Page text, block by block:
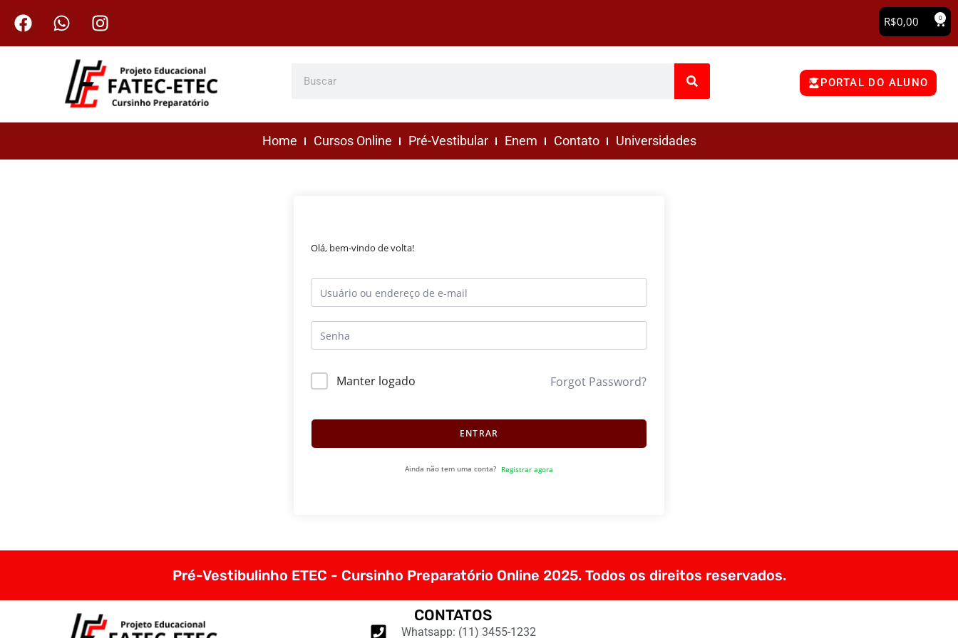
R$0,00 0
PORTAL DO ALUNO
Home Cursos Online Pré-Vestibular Enem Contato Universidades
Olá, bem-vindo de volta!
Manter logado Forgot Password?
ENTRAR
Ainda não tem uma conta? Registrar agora
Pré-Vestibulinho ETEC - Cursinho Preparatório Online 2025. Todos os direitos reservados.
CONTATOS
Whatsapp: (11) 3455-1232